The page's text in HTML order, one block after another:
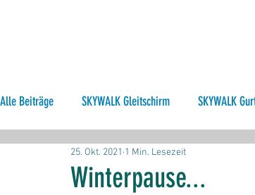
Alle Beiträge SKYWALK Gleitschirm SKYWALK
Allgemeines XC
Winterpause...
25. Okt. 2021 1 Min. Lesezeit